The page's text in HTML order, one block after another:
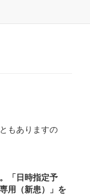
もありますの
「日時指定予
用（新患）」を